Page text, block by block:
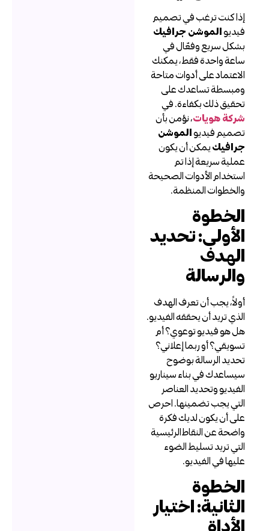
إذا كنت ترغب في تصميم
الموشن جرافيك
بشكل سريع وفعّال في
ساعة واحدة فقط، يمكنك
الاعتماد على أدوات متاحة
ومبسطة تساعدك على
تحقيق ذلك بكفاءة. في
شركة هويات، نؤمن بأن
تصميم فيديو الموشن
جرافيكيمكن أن يكون
عملية سريعة إذا تم
استخدام الأدوات الصحيحة
والخطوات المنظمة.
الخطوة
الأولى: تحديد
الهدف
والرسالة
أولاً، يجب أن تعرف الهدف
الذي تريد أن يحققه الفيديو.
هل هو فيديو توعوي؟ أم
تسويقي؟ أو ربما إعلاني؟
تحديد الرسالة بوضوح
سيساعدك في بناء سيناريو
الفيديو وتحديد العناصر
التي يجب تضمينها. احرص
على أن يكون لديك فكرة
واضحة عن النقاط الرئيسية
التي تريد تسليط الضوء
عليها في الفيديو.
الخطوة
الثانية: اختيار
الأداة